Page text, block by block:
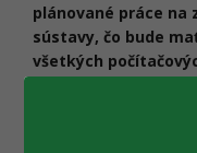
plánované práce na
sústavy, čo bude
všetkých
Pobočka colného